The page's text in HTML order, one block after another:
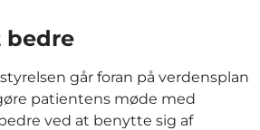
bedre
går foran på verdensplan
patientens møde med
ved at benytte sig af